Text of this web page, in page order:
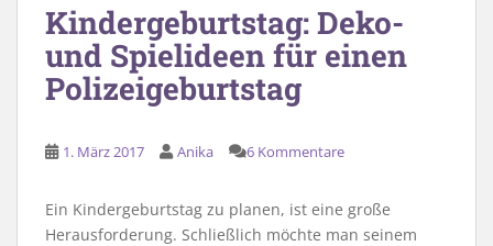
Kindergeburtstag: Deko-
und Spielideen für einen
Polizeigeburtstag
1. März 2017 Anika 6 Kommentare
Ein Kindergeburtstag zu planen, ist eine große
Herausforderung. Schließlich möchte man seinem